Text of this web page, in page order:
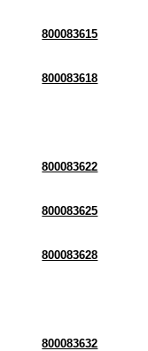
800083615
800083618
800083622
800083625
800083628
800083632